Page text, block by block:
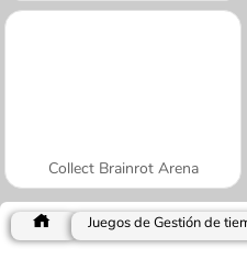
Collect Brainrot Arena
Juegos de Gestión de